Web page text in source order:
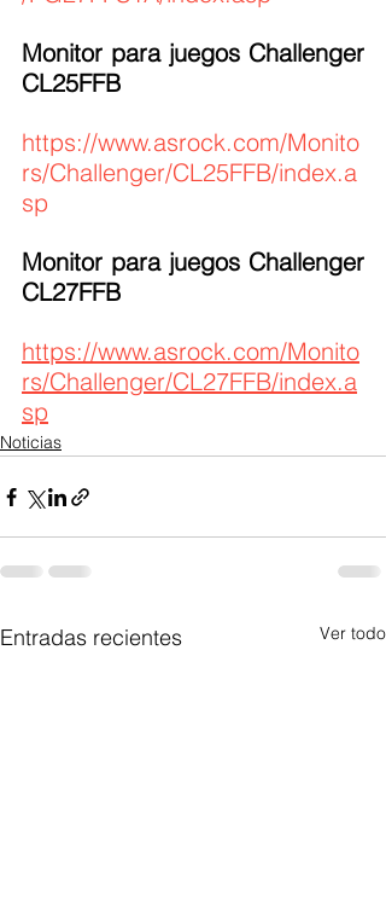
Monitor para juegos Challenger
CL25FFB
https://www.asrock.com/Monito
rs/Challenger/CL25FFB/index.a
sp
Monitor para juegos Challenger
CL27FFB
https://www.asrock.com/Monito
rs/Challenger/CL27FFB/index.a
sp
Noticias
Entradas recientes Ver todo